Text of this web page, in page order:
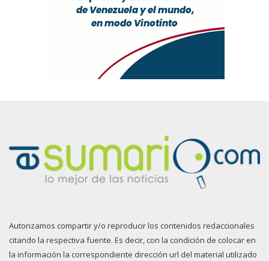
Autorizamos compartir y/o reproducir los contenidos redaccionales
citando la respectiva fuente. Es decir, con la condición de colocar en
la información la correspondiente dirección url del material utilizado